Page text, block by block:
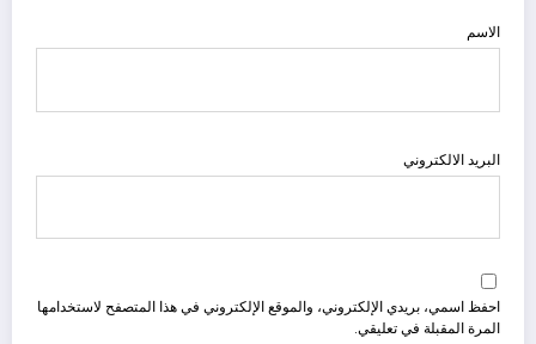
الاسم
البريد الالكتروني
احفظ اسمي، بريدي الإلكتروني، والموقع الإلكتروني في هذا المتصفح لاستخدامها
المرة المقبلة في تعليقي.